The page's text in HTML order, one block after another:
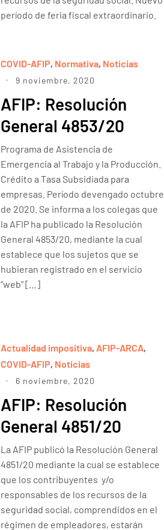
período de feria fiscal extraordinario.
COVID-AFIP, Normativa, Noticias
9 noviembre, 2020
AFIP: Resolución
General 4853/20
Programa de Asistencia de
Emergencia al Trabajo y la Producción.
Crédito a Tasa Subsidiada para
empresas. Período devengado octubre
de 2020. Se informa a los colegas que
la AFIP ha publicado la Resolución
General 4853/20, mediante la cual
establece que los sujetos que se
hubieran registrado en el servicio
“web” […]
Actualidad impositiva, AFIP-ARCA,
COVID-AFIP, Noticias
6 noviembre, 2020
AFIP: Resolución
General 4851/20
La AFIP publicó la Resolución General
4851/20 mediante la cual se establece
que los contribuyentes y/o
responsables de los recursos de la
seguridad social, comprendidos en el
régimen de empleadores, estarán